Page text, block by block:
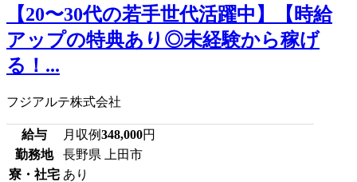
【20〜30代の若手世代活躍中】【時給
アップの特典あり◎未経験から稼げ
る！...
フジアルテ株式会社
給与 月収例348,000円
勤務地
長野県 上田市
寮・社宅 あり